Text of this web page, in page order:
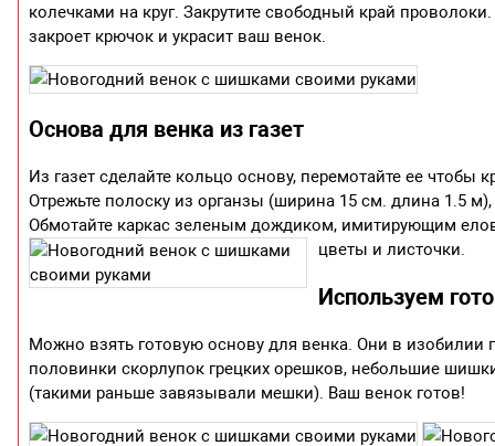
колечками на круг. Закрутите свободный край
закроет крючок и украсит ваш венок.
Основа для венка из газет
Из газет сделайте кольцо основу, перемотайте ее
Отрежьте полоску из органзы (ширина 15 см. длина 1.5
Обмотайте каркас зеленым дождиком, имитирующим
цветы и листочки.
Используем
Можно взять готовую основу для венка. Они в изобилии
половинки скорлупок грецких орешков, небольшие
(такими раньше завязывали мешки). Ваш венок готов!